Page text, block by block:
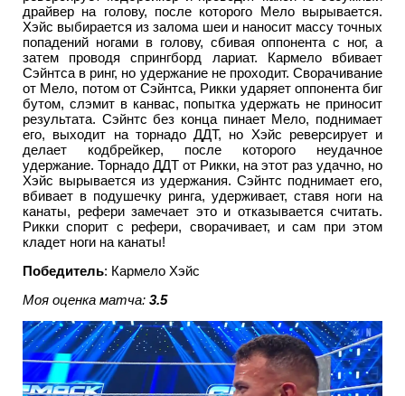
драйвер на голову, после которого Мело вырывается.
Хэйс выбирается из залома шеи и наносит массу точных
попадений ногами в голову, сбивая оппонента с ног, а
затем проводя спрингборд лариат. Кармело вбивает
Сэйнтса в ринг, но удержание не проходит. Сворачивание
от Мело, потом от Сэйнтса, Рикки ударяет оппонента биг
бутом, слэмит в канвас, попытка удержать не приносит
результата. Сэйнтс без конца пинает Мело, поднимает
его, выходит на торнадо ДДТ, но Хэйс реверсирует и
делает кодбрейкер, после которого неудачное
удержание. Торнадо ДДТ от Рикки, на этот раз удачно, но
Хэйс вырывается из удержания. Сэйнтс поднимает его,
вбивает в подушечку ринга, удерживает, ставя ноги на
канаты, рефери замечает это и отказывается считать.
Рикки спорит с рефери, сворачивает, и сам при этом
кладет ноги на канаты!
Победитель: Кармело Хэйс
Моя оценка матча: 3.5